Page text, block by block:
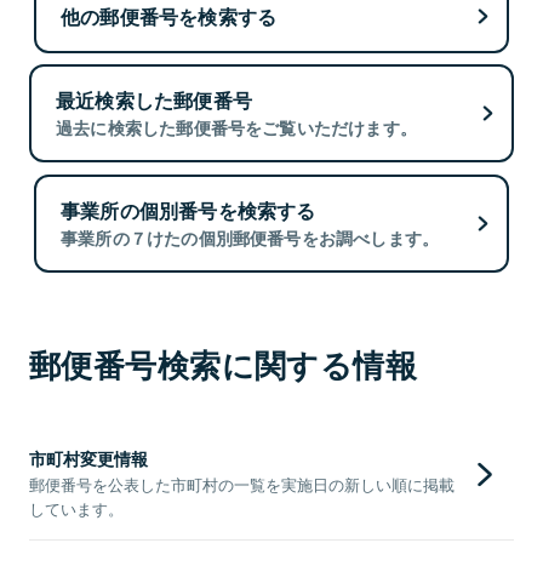
他の郵便番号を検索する
最近検索した郵便番号
過去に検索した郵便番号をご覧いただけます。
事業所の個別番号を検索する
事業所の７けたの個別郵便番号をお調べします。
郵便番号検索に関する情報
市町村変更情報
郵便番号を公表した市町村の一覧を実施日の新しい順に掲載
しています。